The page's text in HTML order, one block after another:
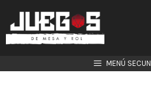
contenido
MENÚ